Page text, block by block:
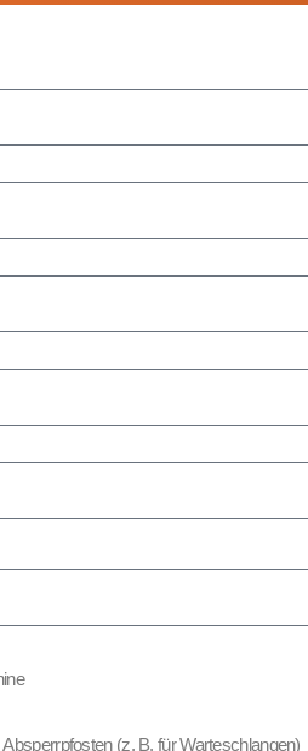
Absperrpfosten (z. B. für Warteschlangen)